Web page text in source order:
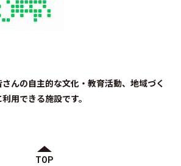
んの自主的な文化・教育活動、地域づく
用できる施設です。
TOP